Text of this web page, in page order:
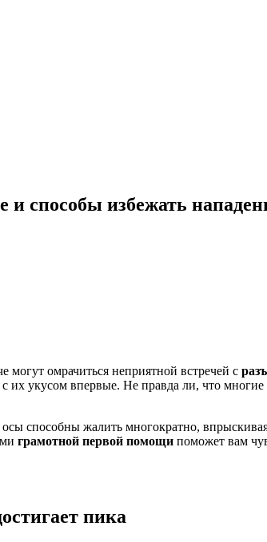
и способы избежать
могут омрачиться неприятной встречей с
укусом впервые. Не правда ли, что
способны жалить многократно,
грамотной первой помощи поможет вам
пика